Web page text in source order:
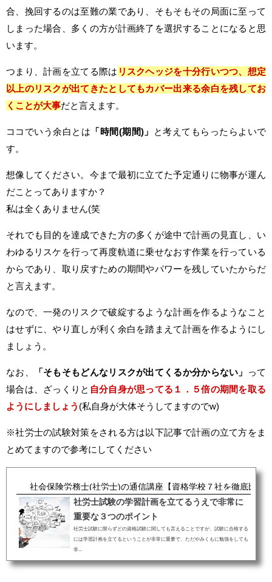
合、挽回するのは至難の業であり、そもそもその局面に至って
しまった場合、多くの方が計画終了を選択することになると思
います。
つまり、計画を立てる際は リスクヘッジを十分行いつつ、想定
以上のリスクが出てきたとしてもカバー出来る余白を残してお
くことが大事だと言えます。
ココでいう余白とは 「時間(期間)」
と考えてもらったらよいで
す。
想像してください。今まで最初に立てた予定通りに物事が運ん
だことってありますか？
私は全くありません(笑
それでも目的を達成できた方の多くが途中で計画の見直し、い
わゆるリスケを行って再度軌道に乗せなおす作業を行っている
からであり、取り戻すための期間やパワーを残していたからだ
と言えます。
なので、一発のリスクで破綻するような計画を作るようなこと
はせずに、やり直しが利く余白を踏まえて計画を作るようにし
ましょう。
なお、 「そもそもどんなリスクが出てくるか分からない」
って
場合は、ざっくりと 自分自身が思ってる１．５倍の期間を取る
ようにしましょう (私自身が大体そうしてますのでw)
※社労士の試験対策をされる方は以下記事で計画の立て方をま
とめてますので参考にしてください
社会保険労務士(社労士)の通信講座【資格学校７社を徹底比較
社労士試験の学習計画を立てるうえで非常に
重要な３つのポイント
社労士試験に限らずどの資格試験に関しても言えることですが、試験に合格する
には学習計画を立てるということが非常に重要で、ただやみくもに勉強をしても
非...